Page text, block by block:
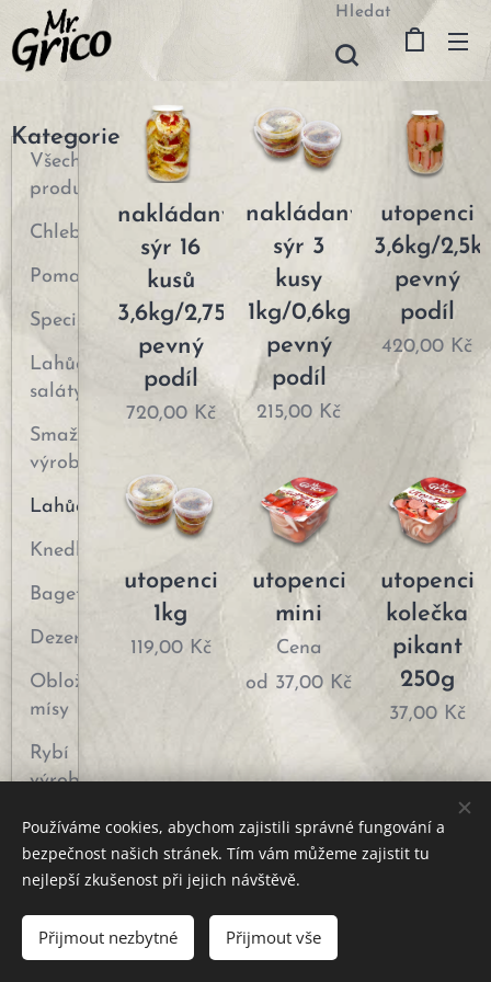
Hledat
Kategorie
Všechny
produkty
Chlebíčky
Pomazánky
Speciality
Lahůdkové
saláty
Smažené
výrobky
Lahůdky
Knedlíky
Bagety
Dezerty
Obložené
mísy
Rybí
výrobky
Dárkové
balení
Salátové
Saláty
nakládaný
sýr 16
kusů
3,6kg/2,75kg
pevný
podíl
720,00Kč
nakládaný
sýr 3
kusy
1kg/0,6kg
pevný
podíl
215,00 Kč
utopenci
3,6kg/
pevný
podíl
420,00 Kč
utopenci
1kg
119,00Kč
utopenci
mini
Cena
od 37,00 Kč
utopenci
kolečka
pikant
250g
37,00Kč
Vytvořeno službouWebnode
Používáme cookies, abychom zajistili správné fungování a
bezpečnost našich stránek. Tím vám můžeme zajistit tu
nejlepší zkušenost při jejich návštěvě.
Přijmout nezbytné Přijmout vše